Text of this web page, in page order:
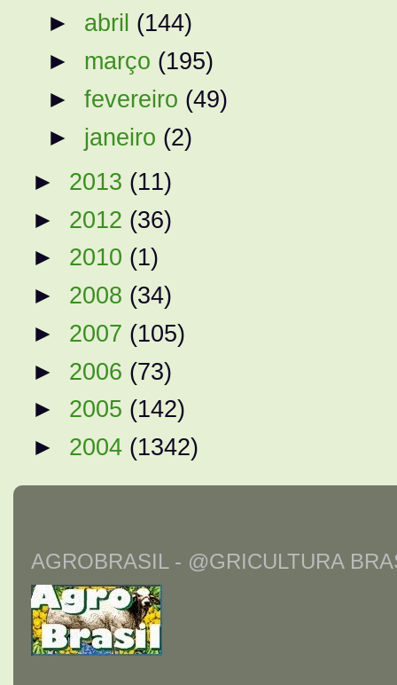
► abril (144)
► março (195)
►fevereiro (49)
► janeiro (2)
► 2013 (11)
► 2012 (36)
► 2010 (1)
► 2008 (34)
► 2007 (105)
► 2006 (73)
► 2005 (142)
► 2004 (1342)
AGROBRASIL - @GRICULTURA